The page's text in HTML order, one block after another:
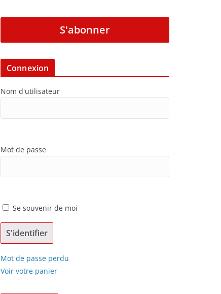
S'abonner
Connexion
Nom d'utilisateur
Mot de passe
Se souvenir de moi
Mot de passe perdu
Voir votre panier